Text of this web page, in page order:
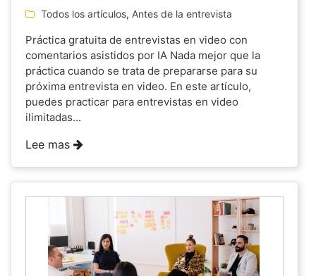
Todos los artículos, Antes de la entrevista
Práctica gratuita de entrevistas en video con
comentarios asistidos por IA Nada mejor que la
práctica cuando se trata de prepararse para su
próxima entrevista en video. En este artículo,
puedes practicar para entrevistas en video
ilimitadas...
Lee mas